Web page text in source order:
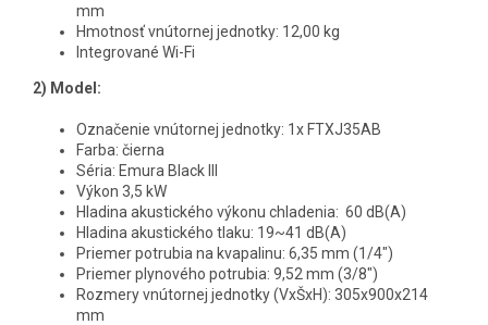
mm
Hmotnosť vnútornej jednotky: 12,00 kg
Integrované Wi-Fi
2) Model:
Označenie vnútornej jednotky: 1x FTXJ35AB
Farba: čierna
Séria: Emura Black III
Výkon 3,5 kW
Hladina akustického výkonu chladenia: 60 dB(A)
Hladina akustického tlaku: 19~41 dB(A)
Priemer potrubia na kvapalinu: 6,35 mm (1/4")
Priemer plynového potrubia: 9,52 mm (3/8")
Rozmery vnútornej jednotky (VxŠxH): 305x900x214
mm